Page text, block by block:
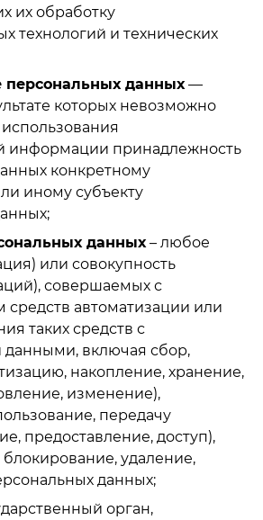
их обработку
технологий и технических
персональных данных—
которых невозможно
информации принадлежность
конкретному
иному субъекту
данных– любое
или совокупность
совершаемых с
средств автоматизации или
таких средств с
включая сбор,
накопление, хранение,
изменение),
передачу
предоставление, доступ),
удаление,
данных;
орган,